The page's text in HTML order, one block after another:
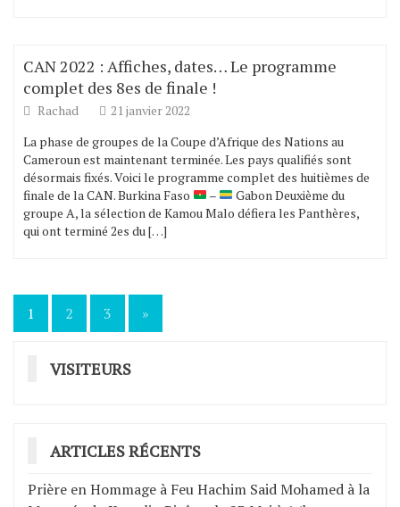
CAN 2022 : Affiches, dates… Le programme
complet des 8es de finale !
Rachad
21 janvier 2022
La phase de groupes de la Coupe d’Afrique des Nations au
Cameroun est maintenant terminée. Les pays qualifiés sont
désormais fixés. Voici le programme complet des huitièmes de
finale de la CAN. Burkina Faso
–
Gabon Deuxième du
groupe A, la sélection de Kamou Malo défiera les Panthères,
qui ont terminé 2es du […]
Navigation
des
1 2 3 »
VISITEURS
ARTICLES RÉCENTS
Prière en Hommage à Feu Hachim Said Mohamed à la